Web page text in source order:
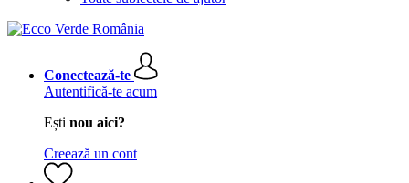
Conectează-te
Autentifică-te acum
Ești nou aici?
Creează un cont